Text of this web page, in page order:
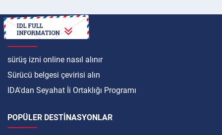
ULUSLARARASI
sürüş izni online nasıl alınır
Sürücü belgesi çevirisi alın
IDA'dan Seyahat İi Ortaklığı Programı
POPÜLER DESTINASYONLAR